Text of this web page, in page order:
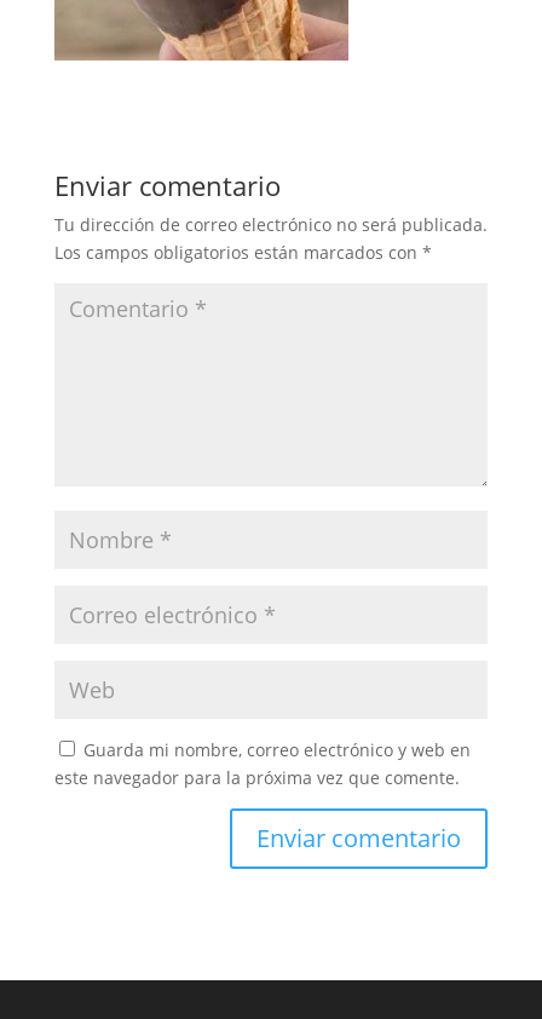
Enviar comentario
Tu dirección de correo electrónico no será publicada.
Los campos obligatorios están marcados con *
Guarda mi nombre, correo electrónico y web en
este navegador para la próxima vez que comente.